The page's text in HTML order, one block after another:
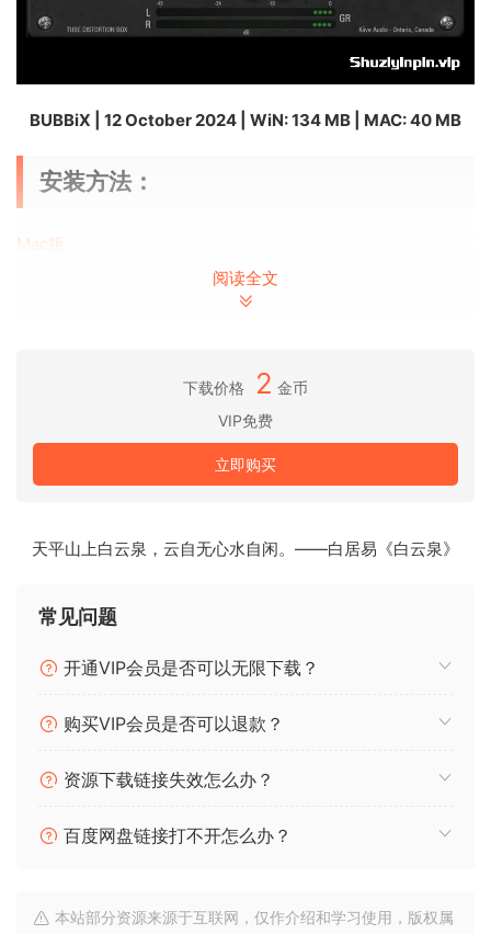
BUBBiX | 12 October 2024 | WiN: 134 MB | MAC: 40 MB
安装方法：
Mac版
安装之后，用提供的序列号激活即可。
将插件文件拖放到电脑上的相应文件夹位置。
插件的常见位置为：
VST3：
插件介绍：
Tubetizer 带有 3 个电子管饱和电路，以及内置压缩，是混音
从微妙的温暖到强烈的失真，3 个内置电路可以满足您混音中
的任何元素的需求！
https://www.kiiveaudio.com/products/tubet
阅读全文
下载价格 2 金币
VIP免费
立即购买
天平山上白云泉，云自无心水自闲。——白居易《白云泉》
常见问题
开通VIP会员是否可以无限下载？
购买VIP会员是否可以退款？
资源下载链接失效怎么办？
百度网盘链接打不开怎么办？
本站部分资源来源于互联网，仅作介绍和学习使用，版权属